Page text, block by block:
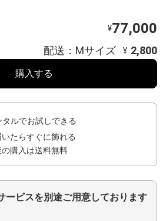
¥77,000
配送：Mサイズ ¥ 2,800
購入する
ルでお試しできる
たらすぐに飾れる
購入は送料無料
ービスを別途ご用意しております